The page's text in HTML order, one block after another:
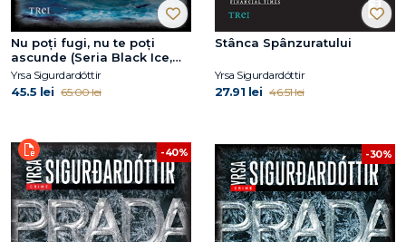
Nu poți fugi, nu te poți
ascunde (Seria Black Ice,
vol.1)
Yrsa Sigurdardóttir
45.5 lei 65.00 lei
Stânca Spânzuratului
Yrsa Sigurdardóttir
27.91 lei 46.51 lei
-40% -30%